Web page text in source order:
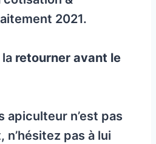
2021.
la retourner avant le
apiculteur n’est pas
pas à lui